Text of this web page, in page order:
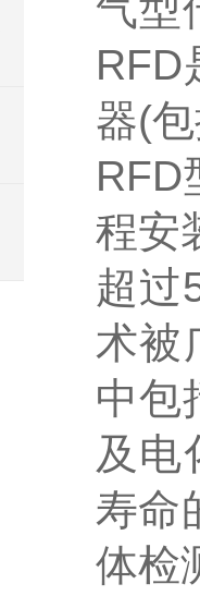
RFD
器(
RFD
程安
超过
术被
中包
及电
寿命
体检